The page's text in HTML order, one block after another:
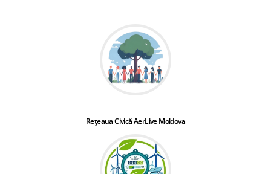
Rețeaua Civică AerLive Moldova